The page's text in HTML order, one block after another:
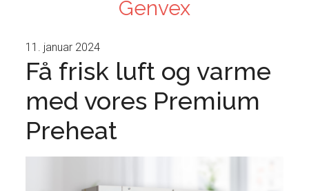
Genvex
11. januar 2024
Få frisk luft og varme
med vores Premium
Preheat